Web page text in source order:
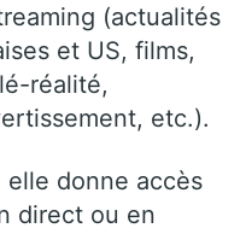
(actualités
et US, films,
réalité,
etc.).
elle donne accès
direct ou en